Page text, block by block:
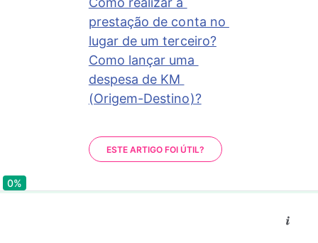
prestação de conta no
lugar de um terceiro?
Como lançar uma
despesa de KM
(Origem-Destino)?
ESTE ARTIGO FOI ÚTIL?
0%